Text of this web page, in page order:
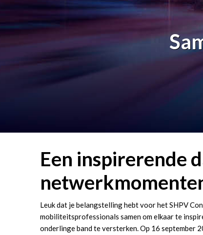
Een inspirerende
Leuk dat je belangstelling hebt voor het SHPV
mobiliteitsprofessionals samen om elkaar te
onderlinge band te versterken. Op 16 september